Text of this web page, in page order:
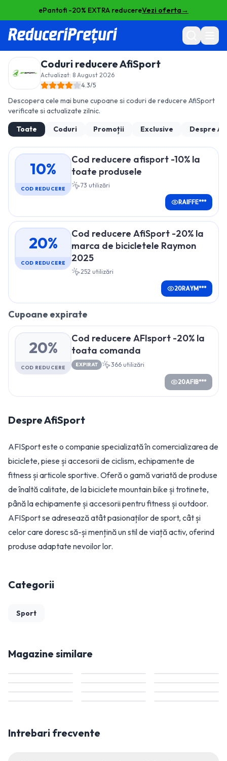
ePantofi -20% EXTRA reducereVezi oferta→
Coduri reducereAfiSport
Actualizat: 8 August 2026
4.3/5
Descopera cele mai bune cupoane si coduri de reducere AfiSport
verificate si actualizate zilnic.
Toate
Coduri Promoții Exclusive Despre
10%
COD REDUCERE
Cod reducere afisport -10% la
toate produsele
73 utilizări
RAIFFE***
20%
COD REDUCERE
Cod reducere AfiSport -20% la
marca de bicicletele Raymon
2025
252 utilizări
20RAYM***
Cupoane expirate
20%
COD REDUCERE
Cod reducere AFIsport -20% la
toata comanda
EXPIRAT 366 utilizări
20AFIB***
DespreAfiSport
AFISport este o companie specializată în comercializarea de
biciclete, piese și accesorii de ciclism, echipamente de
fitness și articole sportive. Oferă o gamă variată de produse
de înaltă calitate, de la biciclete mountain bike și trotinete,
până la echipamente și accesorii pentru fitness și outdoor.
AFISport se adresează atât pasionaților de sport, cât și
celor care doresc să-și mențină un stil de viață activ, oferind
produse adaptate nevoilor lor.
Categorii
Sport
Magazine similare
Intrebari frecvente